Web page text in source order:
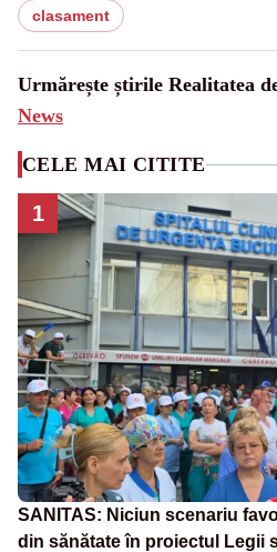
clasament
Urmărește știrile Realitatea
News
CELE MAI CITITE
1
SANITAS: Niciun scenariu
din sănătate în proiectul Legii